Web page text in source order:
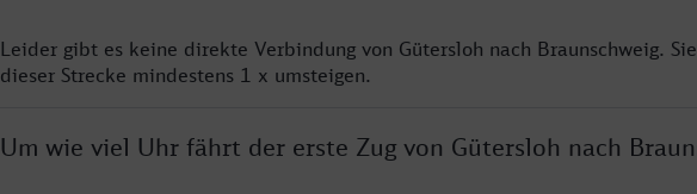
Leider gibt es keine direkte Verbindung von Gütersloh nach Braunschweig.
dieser Strecke mindestens 1 x umsteigen.
Um wie viel Uhr fährt der erste Zug von Gütersloh nach